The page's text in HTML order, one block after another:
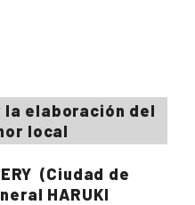
elaboración del
local
(Ciudad de
HARUKI